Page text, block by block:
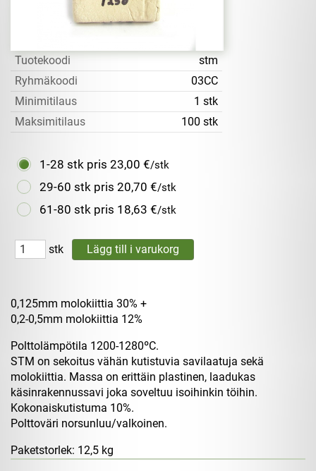
Tuotekoodi
stm
Ryhmäkoodi
03CC
Minimitilaus
1 stk
Maksimitilaus
100 stk
1-28 stk pris 23,00 €/stk
29-60 stk pris 20,70 €/stk
61-80 stk pris 18,63 €/stk
stk
0,125mm molokiittia 30% +
0,2-0,5mm molokiittia 12%
Polttolämpötila 1200-1280ºC.
STM on sekoitus vähän kutistuvia savilaatuja sekä
molokiittia. Massa on erittäin plastinen, laadukas
käsinrakennussavi joka soveltuu isoihinkin töihin.
Kokonaiskutistuma 10%.
Polttoväri norsunluu/valkoinen.
Paketstorlek: 12,5 kg